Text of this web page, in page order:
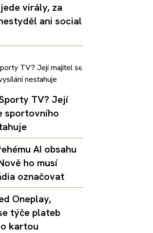
virály, za
ani social
TV? Její
sportovního
AI obsahu
ho musí
označovat
Oneplay,
týče plateb
kartou